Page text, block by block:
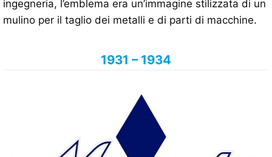
ingegneria, l’emblema era un’immagine stilizzata di un
mulino per il taglio dei metalli e di parti di macchine.
1931 – 1934